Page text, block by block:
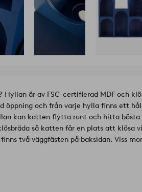
är av FSC-certifierad MDF och
öppning och från varje hylla finns ett
kan katten flytta runt och hitta bästa
så katten får en plats att klösa
två väggfästen på baksidan. Viss
tar hänsyn till människor och miljö.